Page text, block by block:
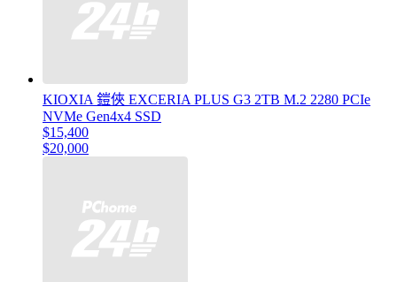
KIOXIA 鎧俠 EXCERIA PLUS G3 2TB M.2 2280 PCIe
NVMe Gen4x4 SSD
$15,400
$20,000